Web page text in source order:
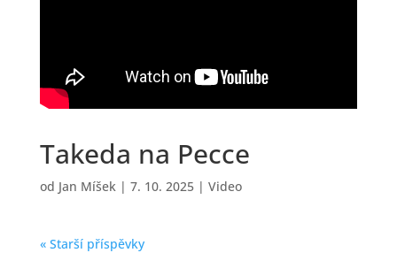
Takeda na Pecce
od Jan Míšek| 7. 10. 2025| Video
« Starší příspěvky